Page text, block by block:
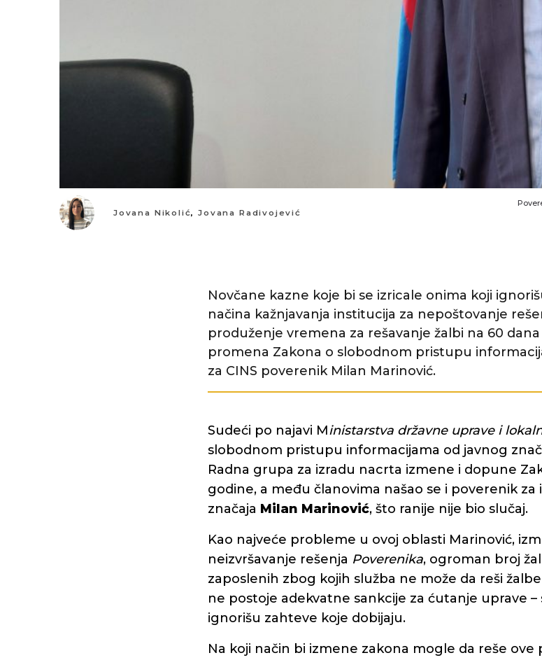
Jovana Nikolić,Jovana Radivojević
Novčane kazne koje bi se izricale onima koji
načina kažnjavanja institucija za nepoštovanje
produženje vremena za rešavanje žalbi na 60
promena Zakona o slobodnom pristupu
za CINS poverenik Milan Marinović.
Sudeći po najavi Ministarstva državne uprave i
slobodnom pristupu informacijama od javnog
Radna grupa za izradu nacrta izmene i dopune
godine, a među članovima našao se i poverenik
značaja Milan Marinović, što ranije nije bio slučaj.
Kao najveće probleme u ovoj oblasti Marinović,
neizvršavanje rešenja Poverenika, ogroman broj
zaposlenih zbog kojih služba ne može da reši
ne postoje adekvatne sankcije za ćutanje uprave
ignorišu zahteve koje dobijaju.
Na koji način bi izmene zakona mogle da reše ove